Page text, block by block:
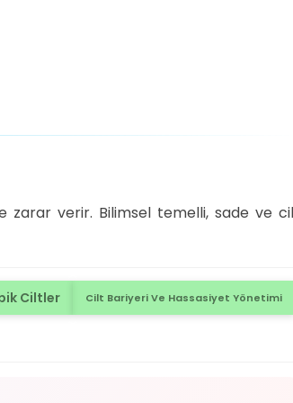
zarar verir. Bilimsel temelli, sade ve
Ciltler Cilt Bariyeri Ve Hassasiyet Yönetimi